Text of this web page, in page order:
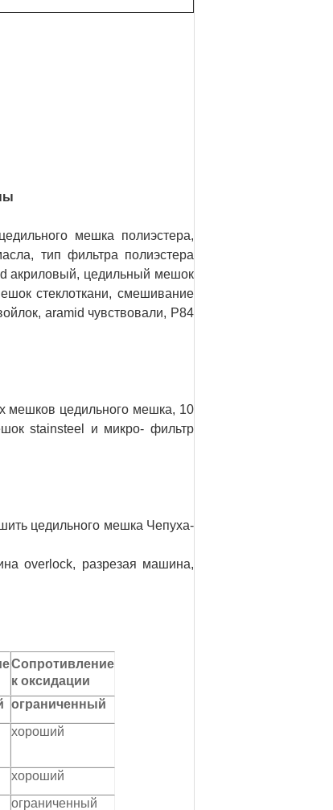
мешка полиэстера,
тип фильтра полиэстера
акриловый, цедильный мешок
стеклоткани, смешивание
aramid чувствовали, P84
мешков цедильного мешка, 10
stainsteel и микро- фильтр
цедильного мешка Чепуха-
overlock, разрезая машина,
Сопротивление
к оксидации
ограниченный
хороший
хороший
ограниченный